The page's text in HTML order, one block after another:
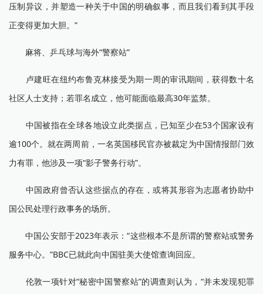
压制异议，并塑造一种关于中国的明确叙事，而且我们看到其手段
正变得更加大胆。”
麻将、乒乓球与海外“警察站”
卢建旺在纽约布鲁克林接受为期一周的审讯期间，获得数十名
社区人士支持；若罪名成立，他可能面临最高30年监禁。
中国被指在全球各地设立此类据点，已知至少在53个国家设有
逾100个。就在两周前，一名英国移民官亦被裁定为中国情报部门效
力有罪，他涉及一项“影子警务行动”。
中国政府曾否认这些据点的存在，或将其形容为志愿者协助中
国公民处理行政事务的场所。
中国公安部于2023年表示：“这些根本不是所谓的警察站或警务
服务中心。”BBC已就此向中国驻美大使馆查询回应。
伦敦一项针对“秘密中国警察站”的调查则认为，“并未发现犯罪